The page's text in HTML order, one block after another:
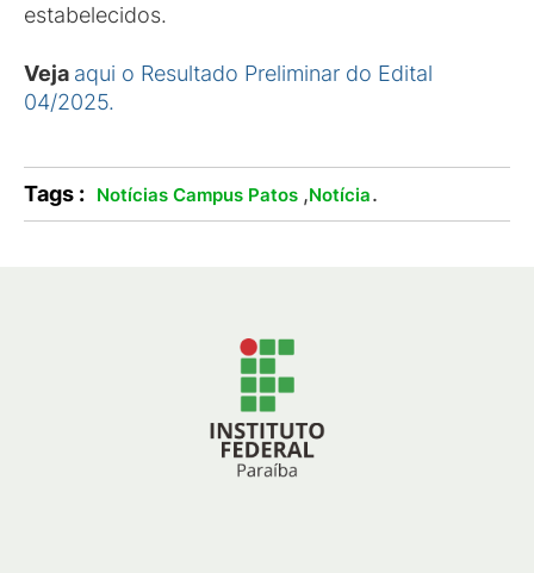
estabelecidos.
Veja aqui o Resultado Preliminar do Edital
04/2025.
Tags : Notícias Campus Patos ,Notícia.